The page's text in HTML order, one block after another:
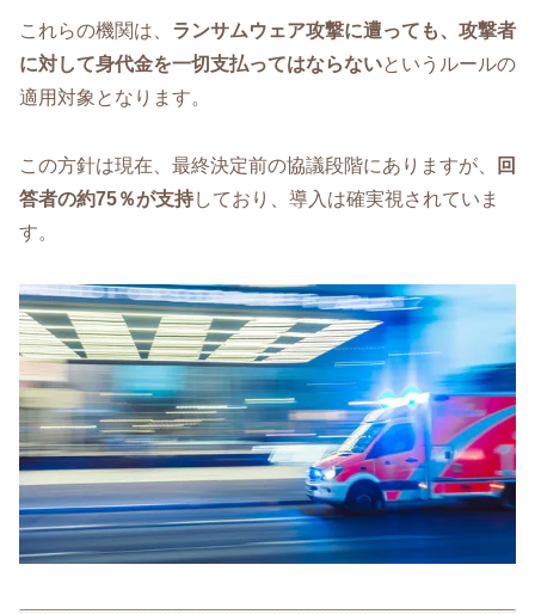
これらの機関は、 ランサムウェア攻撃に遭っても、攻撃者
に対して身代金を一切支払ってはならないというルールの
適用対象となります。
この方針は現在、最終決定前の協議段階にありますが、
回
答者の約75％が支持しており、導入は確実視されていま
す。